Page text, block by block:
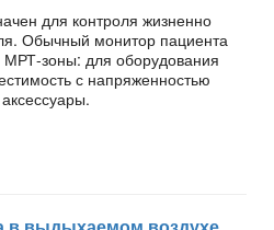
для контроля жизненно
Обычный монитор пациента
МРТ-зоны: для оборудования
с напряженностью